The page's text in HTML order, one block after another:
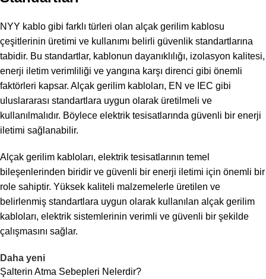
NYY kablo gibi farklı türleri olan alçak gerilim kablosu
çeşitlerinin üretimi ve kullanımı belirli güvenlik standartlarına
tabidir. Bu standartlar, kablonun dayanıklılığı, izolasyon kalitesi,
enerji iletim verimliliği ve yangına karşı direnci gibi önemli
faktörleri kapsar. Alçak gerilim kabloları, EN ve IEC gibi
uluslararası standartlara uygun olarak üretilmeli ve
kullanılmalıdır. Böylece elektrik tesisatlarında güvenli bir enerji
iletimi sağlanabilir.
Alçak gerilim kabloları, elektrik tesisatlarının temel
bileşenlerinden biridir ve güvenli bir enerji iletimi için önemli bir
role sahiptir. Yüksek kaliteli malzemelerle üretilen ve
belirlenmiş standartlara uygun olarak kullanılan alçak gerilim
kabloları, elektrik sistemlerinin verimli ve güvenli bir şekilde
çalışmasını sağlar.
Daha yeni
Şalterin Atma Sebepleri Nelerdir?